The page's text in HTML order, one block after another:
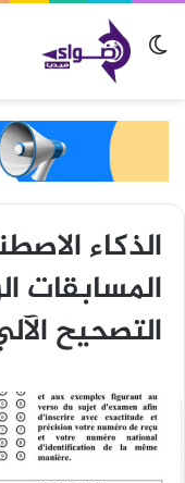
الوضع المظلم
الذكاء
المسابقات
التصحيح